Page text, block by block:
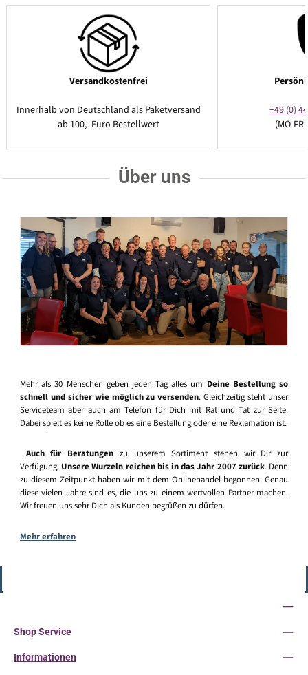
Versandkostenfrei
Innerhalb von Deutschland als Paketversand
ab 100,- Euro Bestellwert
+49 (0)
(MO-
Über uns
Mehr als 30 Menschen geben jeden Tag alles um Deine Bestellung so
schnell und sicher wie möglich zu versenden. Gleichzeitig steht unser
Serviceteam aber auch am Telefon für Dich mit Rat und Tat zur Seite.
Dabei spielt es keine Rolle ob es eine Bestellung oder eine Reklamation ist.
Auch für Beratungen zu unserem Sortiment stehen wir Dir zur
Verfügung. Unsere Wurzeln reichen bis in das Jahr 2007 zurück. Denn
zu diesem Zeitpunkt haben wir mit dem Onlinehandel begonnen. Genau
diese vielen Jahre sind es, die uns zu einem wertvollen Partner machen.
Wir freuen uns sehr Dich als Kunden begrüßen zu dürfen.
Mehr erfahren
Shop Service
Informationen